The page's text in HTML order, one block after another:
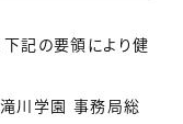
記の要領により健
川学園 事務局総